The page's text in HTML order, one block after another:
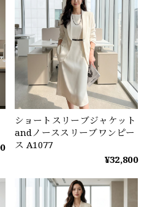
ショートスリーブジャケット
andノーススリーブワンピー
ス A1077
¥32,800